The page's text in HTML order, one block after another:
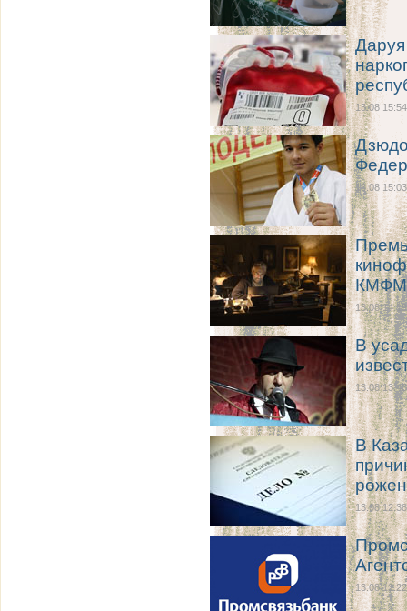
13.08 15:54
13.08 15:03
13.08 14:19
В
13.08 13:43
В
13.08 12:38
13.08 12:22